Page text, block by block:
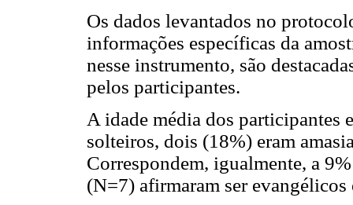
Os dados levantados no
informações específicas da
nesse instrumento, são
pelos participantes.
A idade média dos participantes
solteiros, dois (18%) eram
Correspondem, igualmente, a
(N=7) afirmaram ser